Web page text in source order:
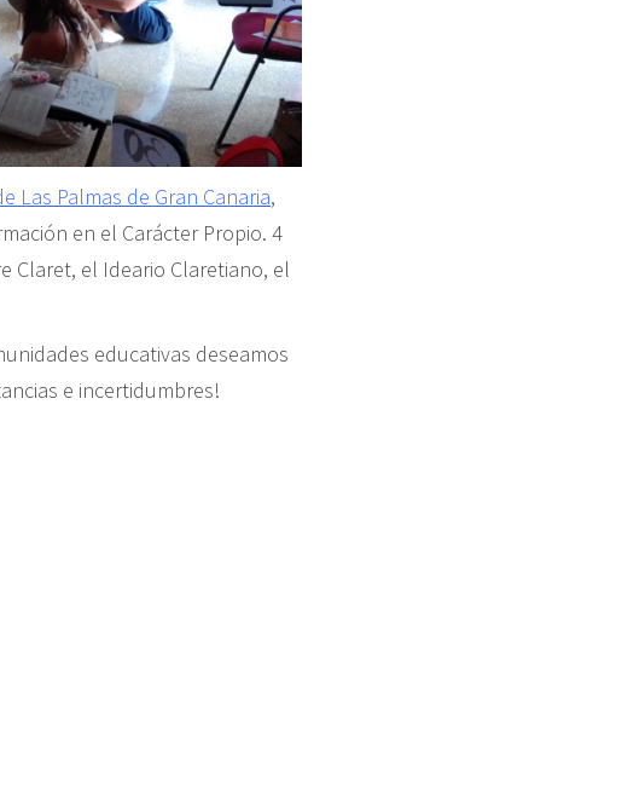
Las Palmas de Gran Canaria,
en el Carácter Propio. 4
Claret, el Ideario Claretiano, el
educativas deseamos
e incertidumbres!